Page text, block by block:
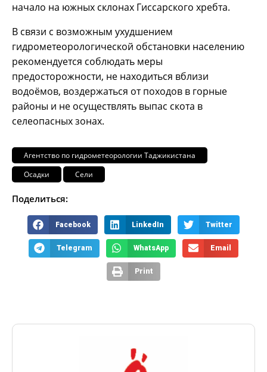
начало на южных склонах Гиссарского хребта.
В связи с возможным ухудшением
гидрометеорологической обстановки населению
рекомендуется соблюдать меры
предосторожности, не находиться вблизи
водоёмов, воздержаться от походов в горные
районы и не осуществлять выпас скота в
селеопасных зонах.
Агентство по гидрометеорологии Таджикистана
Осадки
Сели
Поделиться:
Facebook LinkedIn Twitter
Telegram WhatsApp Email
Print